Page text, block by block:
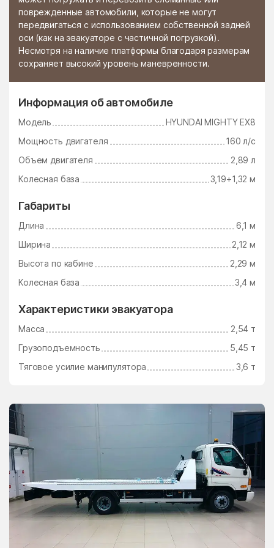
поврежденные автомобили, которые не могут
передвигаться с использованием собственной задней
оси (как на эвакуаторе с частичной погрузкой).
Несмотря на наличие платформы благодаря размерам
сохраняет высокий уровень маневренности.
Информация об автомобиле
Модель
HYUNDAI MIGHTY EX8
Мощность двигателя
160 л/с
Объем двигателя
2,89 л
Колесная база
3,19+1,32 м
Габариты
Длина
6,1 м
Ширина
2,12 м
Высота по кабине
2,29 м
Колесная база
3,4 м
Характеристики эвакуатора
Масса
2,54 т
Грузоподъемность
5,45 т
Тяговое усилие манипулятора
3,6 т
Стромынь Ступино
Сычёво Талдом
Тарасково Тарасовка
Татариново Таширово
Теряево Тимшино
Томилино Троицк
Узуново
Ушаково
Поселение
Фосфоритный Фруктовая
Фрязино Фряново
Хлюпино
Хотьково
центр альной усадьбы
совхоза Озёры
центральной усадьбы
совхоза Мир
Цибино Чайковского
Часцы Чашниково
Челюскинский Чемодурово